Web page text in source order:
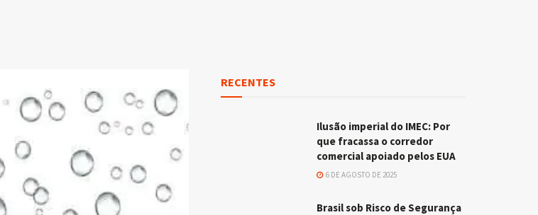
RECENTES
Ilusão imperial do IMEC: Por
que fracassa o corredor
comercial apoiado pelos EUA
6 DE AGOSTO DE 2025
Brasil sob Risco de Segurança